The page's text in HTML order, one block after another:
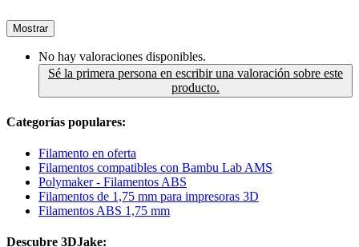
Mostrar
No hay valoraciones disponibles.
Sé la primera persona en escribir una valoración sobre este
producto.
Categorías populares:
Filamento en oferta
Filamentos compatibles con Bambu Lab AMS
Polymaker - Filamentos ABS
Filamentos de 1,75 mm para impresoras 3D
Filamentos ABS 1,75 mm
Descubre 3DJake: